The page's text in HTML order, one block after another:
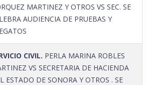
MARTINEZ Y OTROS VS SEC. SE
AUDIENCIA DE PRUEBAS Y
CIVIL. PERLA MARINA ROBLES
VS SECRETARIA DE HACIENDA
ESTADO DE SONORA Y OTROS . SE